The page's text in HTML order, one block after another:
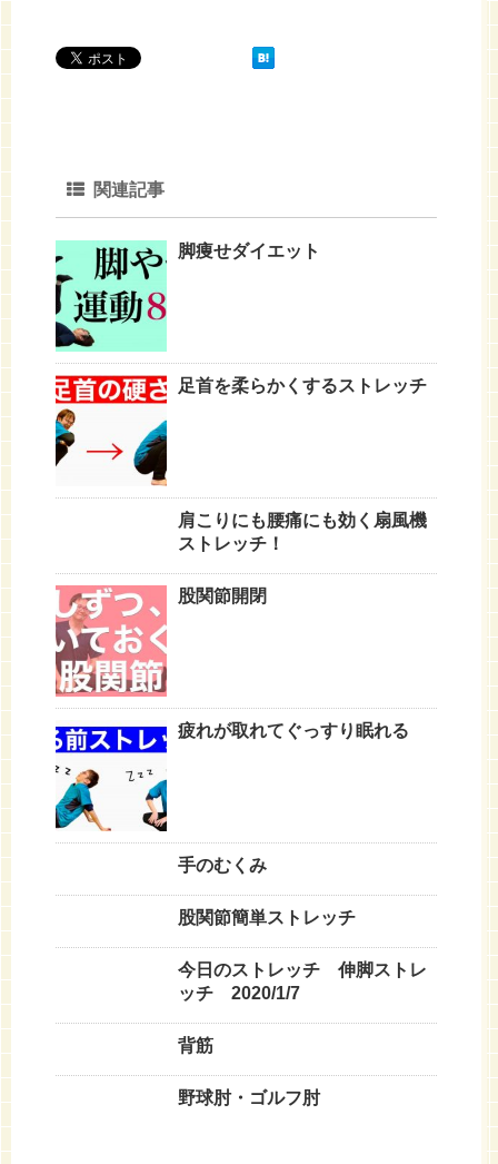
関連記事
脚痩せダイエット
足首を柔らかくするストレッチ
肩こりにも腰痛にも効く扇風機
ストレッチ！
股関節開閉
疲れが取れてぐっすり眠れる
手のむくみ
股関節簡単ストレッチ
今日のストレッチ 伸脚ストレ
ッチ 2020/1/7
背筋
野球肘・ゴルフ肘